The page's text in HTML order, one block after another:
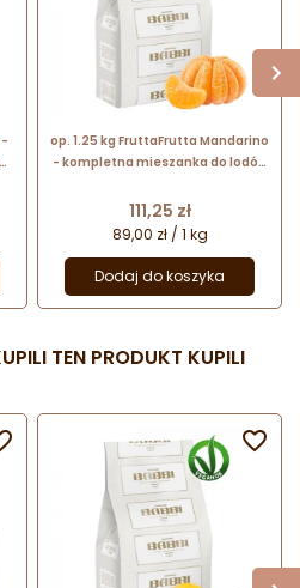
op. 1.25 kg FruttaFrutta Mandarino
- kompletna mieszanka do lodów
Cena
111,25 zł
89,00 zł / 1 kg
Dodaj do koszyka
TEN PRODUKT KUPILI
